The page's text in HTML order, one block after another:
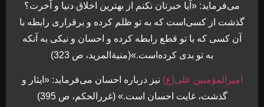
می‌فرمايد: «آيا خبرتان نكنم از بهترين اخلاق دنيا و آخرت؟
گذشت از كسی‌است كه به تو ظلم كرده و برقراری رابطه با
آن كسی که با تو قطع رابطه كرده و احسان و نيكی به آنكه
به تو بدی كرده‌است.»(منيةالمريد، ص 323)
اميرالمؤمنين علی(ع) نيز درباره احسان می‌فرمايد: «ايثار و
گذشت، غايت احسان است.» (غررالحكم، ص 395)